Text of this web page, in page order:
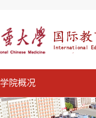
学院概况